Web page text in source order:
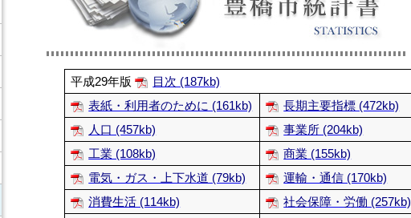
平成29年版
目次 (187kb)
表紙・利用者のために (161kb)
長期主要指標 (472kb)
人口 (457kb)
事業所 (204kb)
工業 (108kb)
商業 (155kb)
電気・ガス・上下水道 (79kb)
運輸・通信 (170kb)
消費生活 (114kb)
社会保障・労働 (257kb)